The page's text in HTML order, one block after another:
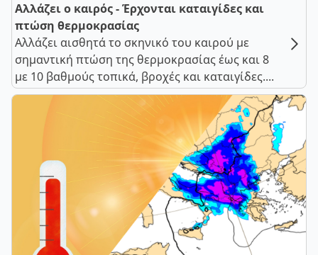
Αλλάζει ο καιρός - Έρχονται καταιγίδες και
πτώση θερμοκρασίας
Αλλάζει αισθητά το σκηνικό του καιρού με
σημαντική πτώση της θερμοκρασίας έως και 8
με 10 βαθμούς τοπικά, βροχές και καταιγίδες....